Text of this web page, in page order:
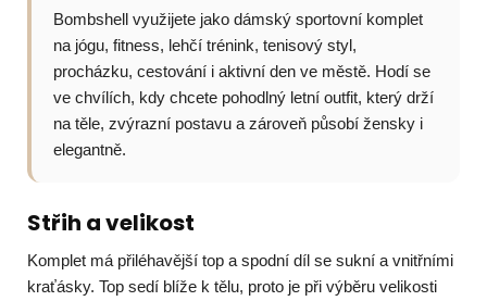
Bombshell využijete jako dámský sportovní komplet
na jógu, fitness, lehčí trénink, tenisový styl,
procházku, cestování i aktivní den ve městě. Hodí se
ve chvílích, kdy chcete pohodlný letní outfit, který drží
na těle, zvýrazní postavu a zároveň působí žensky i
elegantně.
Střih a velikost
Komplet má přiléhavější top a spodní díl se sukní a vnitřními
kraťásky. Top sedí blíže k tělu, proto je při výběru velikosti